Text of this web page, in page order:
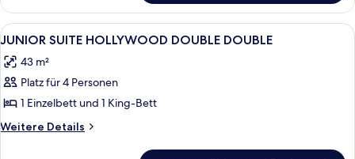
SUITE
FAMILY
TRIPLE
Alle
Fotos
für
JUNIOR
SUITE
HOLLYWOOD
Ein modernes Hotelzimmer mit
5
JUNIOR SUITE HOLLYWOOD DOUBLE DOUBLE
43 m²
Platz für 4 Personen
1 Einzelbett und 1 King-Bett
Weitere Details
Weitere